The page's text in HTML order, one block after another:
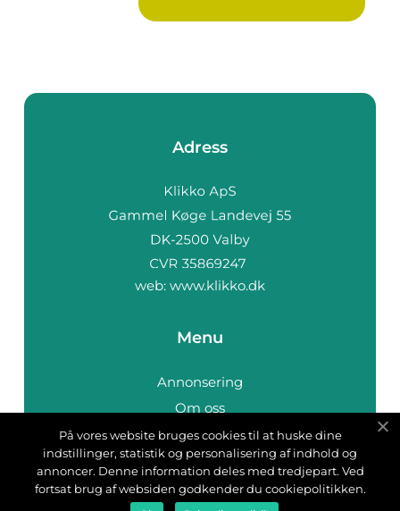
Adress
web: www.klikko.dk
Menu
Annonsering
Om oss
Cookies
Kontakta oss
Sitemap
På vores website bruges cookies til at huske dine
indstillinger, statistik og personalisering af indhold og
annoncer. Denne information deles med tredjepart. Ved
fortsat brug af websiden godkender du cookiepolitikken.